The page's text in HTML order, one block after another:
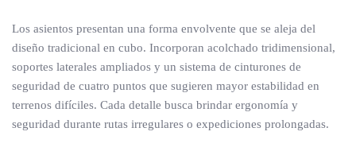
Los asientos presentan una forma envolvente que se aleja del
diseño tradicional en cubo. Incorporan acolchado tridimensional,
soportes laterales ampliados y un sistema de cinturones de
seguridad de cuatro puntos que sugieren mayor estabilidad en
terrenos difíciles. Cada detalle busca brindar ergonomía y
seguridad durante rutas irregulares o expediciones prolongadas.